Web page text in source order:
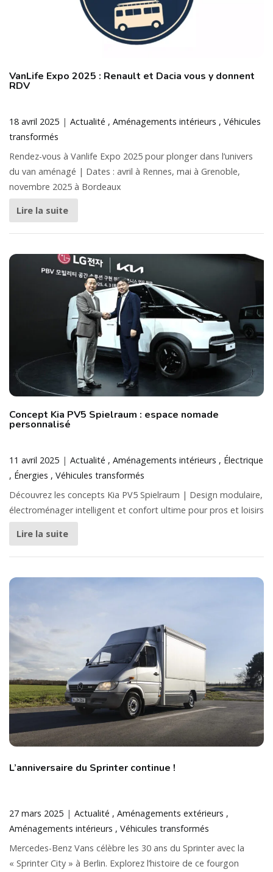
VanLife Expo 2025 : Renault et Dacia vous y donnent
RDV
18 avril 2025 Actualité Aménagements intérieurs
Véhicules
transformés
Rendez-vous à Vanlife Expo 2025 pour plonger dans l’univers
du van aménagé | Dates : avril à Rennes, mai à Grenoble,
novembre 2025 à Bordeaux
Lire la suite
Concept Kia PV5 Spielraum : espace nomade
personnalisé
11 avril 2025 Actualité Aménagements intérieurs
Électrique
Énergies
Véhicules transformés
Découvrez les concepts Kia PV5 Spielraum | Design modulaire,
électroménager intelligent et confort ultime pour pros et loisirs
Lire la suite
L’anniversaire du Sprinter continue !
27 mars 2025 Actualité
Aménagements extérieurs
Aménagements intérieurs
Véhicules transformés
Mercedes-Benz Vans célèbre les 30 ans du Sprinter avec la
« Sprinter City » à Berlin. Explorez l’histoire de ce fourgon